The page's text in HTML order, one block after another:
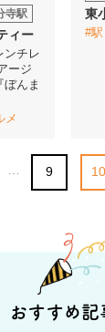
寺駅
ィー
ンチレ
ージ
ぼんま
メ
東
#駅
9 10
おすすめ記